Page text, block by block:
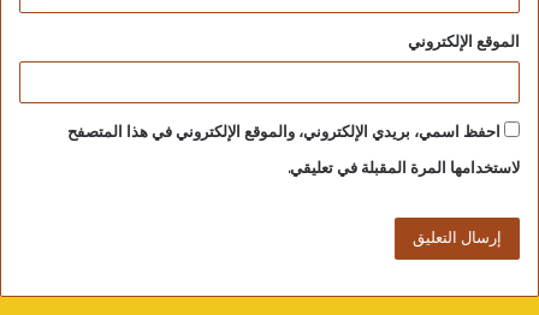
الموقع الإلكتروني
احفظ اسمي، بريدي الإلكتروني، والموقع الإلكتروني في هذا المتصفح
لاستخدامها المرة المقبلة في تعليقي.